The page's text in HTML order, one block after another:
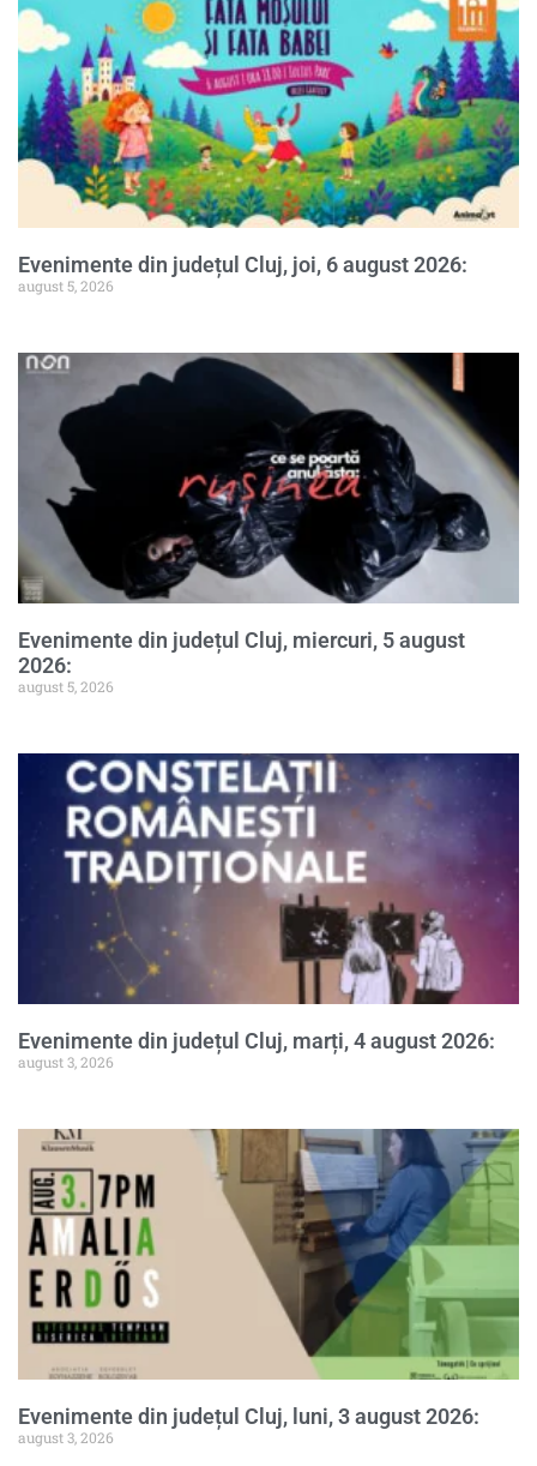
Evenimente din județul Cluj, joi, 6 august 2026:
august 5, 2026
Evenimente din județul Cluj, miercuri, 5 august
2026:
august 5, 2026
Evenimente din județul Cluj, marți, 4 august 2026:
august 3, 2026
Evenimente din județul Cluj, luni, 3 august 2026:
august 3, 2026